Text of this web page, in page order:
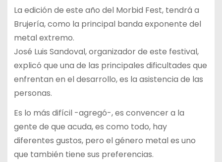
La edición de este año del Morbid Fest, tendrá a
Brujería, como la principal banda exponente del
metal extremo.
José Luis Sandoval, organizador de este festival,
explicó que una de las principales dificultades que
enfrentan en el desarrollo, es la asistencia de las
personas.
Es lo más difícil -agregó-, es convencer a la
gente de que acuda, es como todo, hay
diferentes gustos, pero el género metal es uno
que también tiene sus preferencias.